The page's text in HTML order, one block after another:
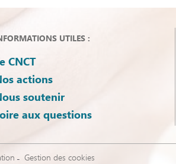
UTILES :
CNCT
actions
soutenir
aux questions
Gestion des cookies